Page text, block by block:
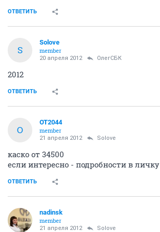
ОТВЕТИТЬ
S
Solove
member
20 апреля 2012 ОлегСБК
2012
ОТВЕТИТЬ
O
OT2044
member
21 апреля 2012 Solove
каско от 34500
если интересно - подробности в личку
ОТВЕТИТЬ
nadinsk
member
21 апреля 2012 Solove